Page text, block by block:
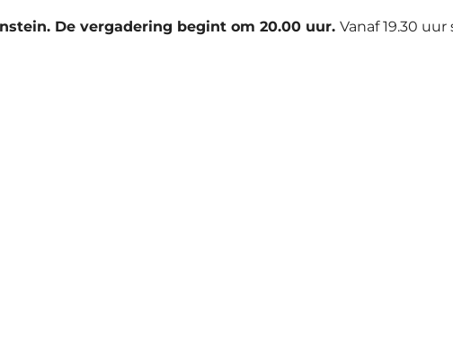
De vergadering begint om 20.00 uur. Vanaf 19.30